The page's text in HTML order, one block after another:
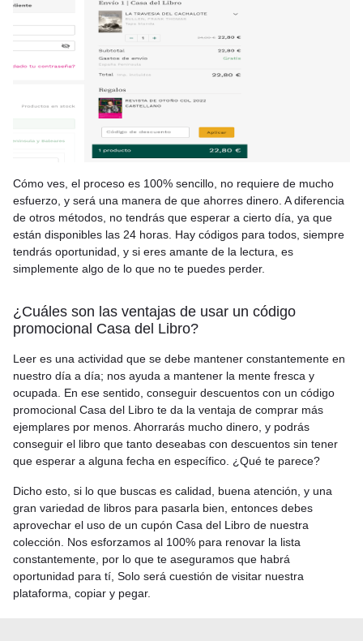
Cómo ves, el proceso es 100% sencillo, no requiere de mucho
esfuerzo, y será una manera de que ahorres dinero. A diferencia
de otros métodos, no tendrás que esperar a cierto día, ya que
están disponibles las 24 horas. Hay códigos para todos, siempre
tendrás oportunidad, y si eres amante de la lectura, es
simplemente algo de lo que no te puedes perder.
¿Cuáles son las ventajas de usar un código
promocional Casa del Libro?
Leer es una actividad que se debe mantener constantemente en
nuestro día a día; nos ayuda a mantener la mente fresca y
ocupada. En ese sentido, conseguir descuentos con un código
promocional Casa del Libro te da la ventaja de comprar más
ejemplares por menos. Ahorrarás mucho dinero, y podrás
conseguir el libro que tanto deseabas con descuentos sin tener
que esperar a alguna fecha en específico. ¿Qué te parece?
Dicho esto, si lo que buscas es calidad, buena atención, y una
gran variedad de libros para pasarla bien, entonces debes
aprovechar el uso de un cupón Casa del Libro de nuestra
colección. Nos esforzamos al 100% para renovar la lista
constantemente, por lo que te aseguramos que habrá
oportunidad para tí, Solo será cuestión de visitar nuestra
plataforma, copiar y pegar.